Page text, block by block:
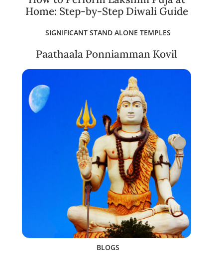
Home: Step-by-Step Diwali Guide
SIGNIFICANT STAND ALONE TEMPLES
Paathaala Ponniamman Kovil
BLOGS